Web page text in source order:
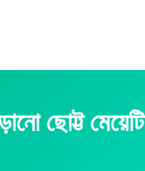
ছোট্ট মেয়েটি